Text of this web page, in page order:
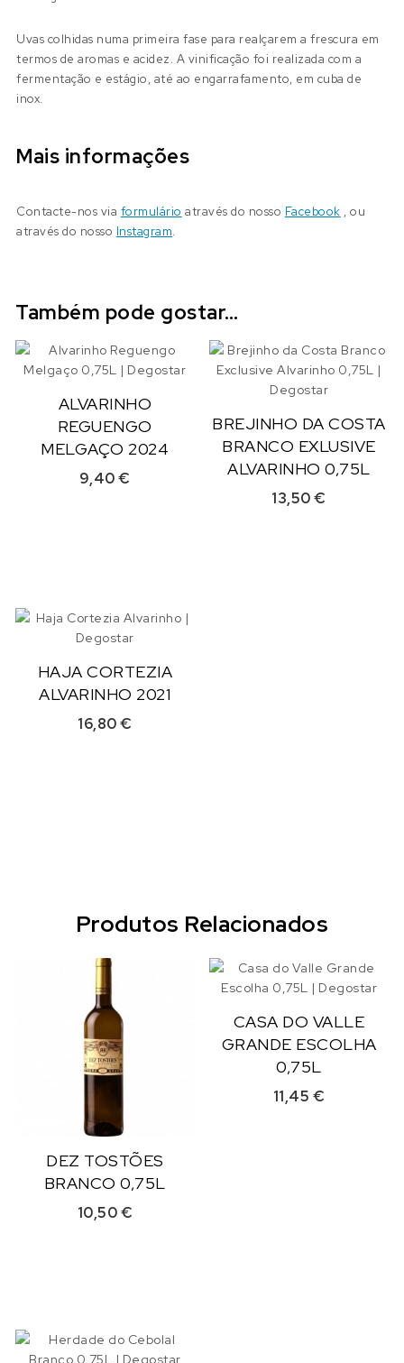
Uvas colhidas numa primeira fase para realçarem a frescura em
termos de aromas e acidez. A vinificação foi realizada com a
fermentação e estágio, até ao engarrafamento, em cuba de
inox.
Mais informações
Contacte-nos via formulário através do nosso Facebook , ou
através do nosso Instagram.
Também pode gostar…
ALVARINHO
REGUENGO
MELGAÇO 2024
9,40€
BREJINHO DA COSTA
BRANCO EXLUSIVE
ALVARINHO 0,75L
13,50€
HAJA CORTEZIA
ALVARINHO 2021
16,80€
Produtos Relacionados
DEZ TOSTÕES
BRANCO 0,75L
10,50€
CASA DO VALLE
GRANDE ESCOLHA
0,75L
11,45 €